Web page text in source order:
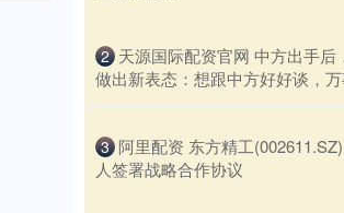
2 天源国际配资官网 中方出手后
做出新表态：想跟中方好好谈，
3 阿里配资 东方精工
人签署战略合作协议